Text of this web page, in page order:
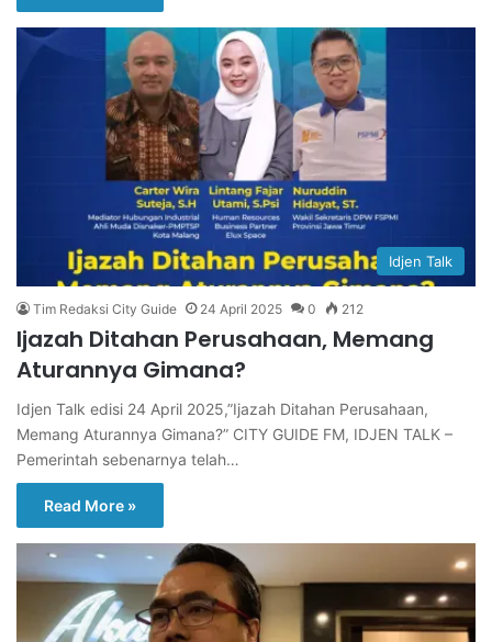
Idjen Talk
Tim Redaksi City Guide 24 April 2025 0 212
Ijazah Ditahan Perusahaan, Memang
Aturannya Gimana?
Idjen Talk edisi 24 April 2025,”Ijazah Ditahan Perusahaan,
Memang Aturannya Gimana?” CITY GUIDE FM, IDJEN TALK –
Pemerintah sebenarnya telah…
Read More »